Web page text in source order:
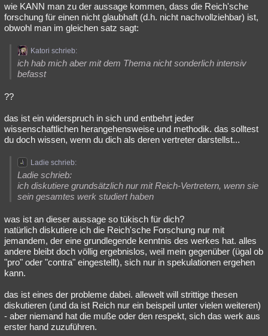
wie KANN man zu der aussage kommen, dass die Reich'sche
forschung für einen nicht glaubhaft (d.h. nicht nachvollziehbar) ist,
obwohl man im gleichen satz sagt:
Katori schrieb:
ich hab mich aber mit dem Thema nicht sonderlich intensiv
befasst
??
das ist ein widerspruch in sich und entbehrt jeder
wissenschaftlichen herangehensweise und methodik. das solltest
du doch wissen, wenn du dich als deren vertreter darstellst...
Ladie schrieb:
Ladie schrieb:
ich diskutiere grundsätzlich nur mit Reich-Vertretern, wenn sie
sein gesamtes werk studiert haben
was ist an dieser aussage so tükisch für dich?
natürlich diskutiere ich die Reich'sche Forschung nur mit
jemandem, der eine grundlegende kenntnis des werkes hat. alles
andere bleibt doch völlig ergebnislos, weil mein gegenüber (ügal ob
"pro" oder "contra" eingestellt), sich nur in spekulationen ergehen
kann.
das ist eines der probleme dabei. allewelt will strittige thesen
diskutieren (und da ist Reich nur ein beispeil unter vielen weiteren)
- aber niemand hat die muße oder den respekt, sich das werk aus
erster hand zuzuführen.